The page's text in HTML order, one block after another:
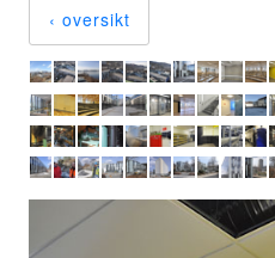
‹ oversikt